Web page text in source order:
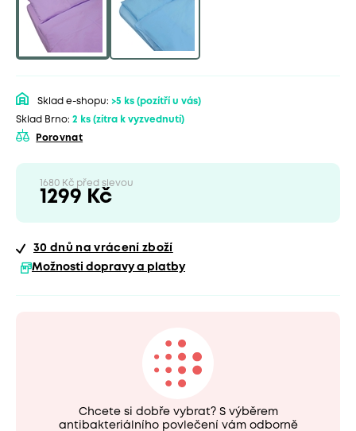
Sklad e-shopu: >5 ks (pozítří u vás)
Sklad Brno: 2 ks (zítra k vyzvednutí)
Porovnat
1680 Kč před slevou
1299 Kč
30 dnů na vrácení zboží
Možnosti dopravy a platby
Chcete si dobře vybrat? S výběrem
antibakteriálního povlečení vám odborně